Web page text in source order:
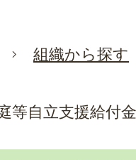
組織から探す
等自立支援給付金